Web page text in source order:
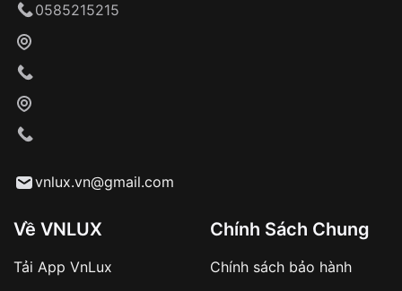
Khách hàng kiểm tra và thanh toán trực tiếp
Từ khóa SEO:
0585215215
vnlux.vn@gmail.com
Về VNLUX
Tải App VnLux
Chính Sách Chung
Chính sách bảo hành